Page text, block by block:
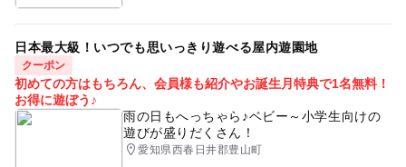
日本最大級！いつでも思いっきり遊べる屋内遊園地
クーポン
初めての方はもちろん、会員様も紹介やお誕生月特典で1名無料！
お得に遊ぼう♪
雨の日もへっちゃら♪ベビー～小学生向けの
遊びが盛りだくさん！
愛知県西春日井郡豊山町